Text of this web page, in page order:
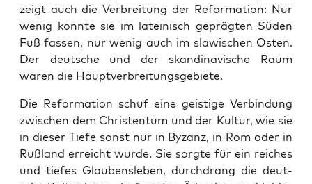
zeigt auch die Ver­brei­tung der Refor­ma­ti­on: Nur
wenig konn­te sie im latei­nisch gepräg­ten Süden
Fuß fas­sen, nur wenig auch im sla­wi­schen Osten.
Der deut­sche und der skan­di­na­vi­sche Raum
waren die Hauptverbreitungsgebiete.
Die Refor­ma­ti­on schuf eine geis­ti­ge Ver­bin­dung
zwi­schen dem Chris­ten­tum und der Kul­tur, wie sie
in die­ser Tie­fe sonst nur in Byzanz, in Rom oder in
Ruß­land erreicht wur­de. Sie sorg­te für ein rei­ches
und tie­fes Glau­bens­le­ben, durch­drang die deut­